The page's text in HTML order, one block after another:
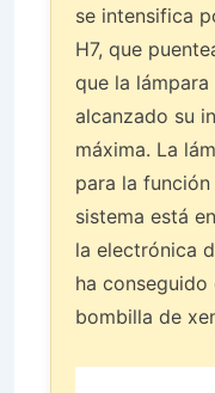
se intensifica
H7, que
que la
alcanzado su
máxima. La
para la
sistema está
la electrónica
ha
bombilla de